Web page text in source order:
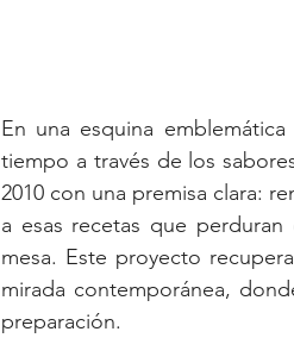
En una esquina
tiempo a través de los
2010 con una premisa clara:
a esas recetas que
mesa. Este proyecto
mirada contemporánea,
preparación.